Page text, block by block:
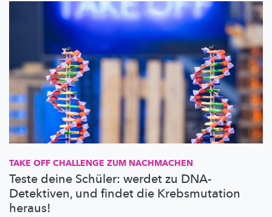
TAKE OFF CHALLENGE ZUM NACHMACHEN
Teste deine Schüler: werdet zu DNA-
Detektiven, und findet die Krebsmutation
heraus!